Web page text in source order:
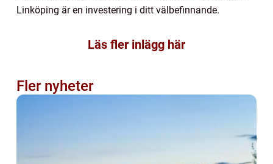
Linköping är en investering i ditt välbefinnande.
Läs fler inlägg här
Fler nyheter